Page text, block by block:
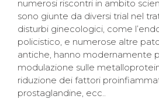
numerosi riscontri in ambito
sono giunte da diversi trial nel
disturbi ginecologici, come
policistico, e numerose altre
antiche, hanno modernamente
modulazione sulle
riduzione dei fattori
prostaglandine, ecc..